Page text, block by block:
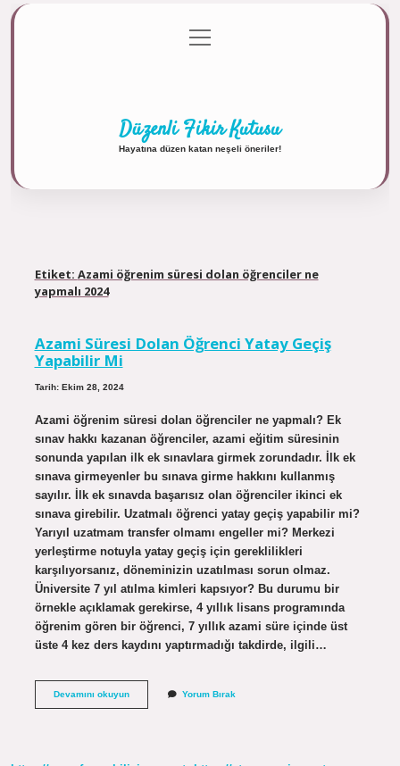
Gizlilik Politikası
menüyü
aç
Düzenli Fikir Kutusu
Hayatına düzen katan neşeli öneriler!
Etiket: Azami öğrenim süresi dolan öğrenciler ne
yapmalı 2024
Azami Süresi Dolan Öğrenci Yatay Geçiş
Yapabilir Mi
Tarih: Ekim 28, 2024
Azami öğrenim süresi dolan öğrenciler ne yapmalı? Ek
sınav hakkı kazanan öğrenciler, azami eğitim süresinin
sonunda yapılan ilk ek sınavlara girmek zorundadır. İlk ek
sınava girmeyenler bu sınava girme hakkını kullanmış
sayılır. İlk ek sınavda başarısız olan öğrenciler ikinci ek
sınava girebilir. Uzatmalı öğrenci yatay geçiş yapabilir mi?
Yarıyıl uzatmam transfer olmamı engeller mi? Merkezi
yerleştirme notuyla yatay geçiş için gereklilikleri
karşılıyorsanız, döneminizin uzatılması sorun olmaz.
Üniversite 7 yıl atılma kimleri kapsıyor? Bu durumu bir
örnekle açıklamak gerekirse, 4 yıllık lisans programında
öğrenim gören bir öğrenci, 7 yıllık azami süre içinde üst
üste 4 kez ders kaydını yaptırmadığı takdirde, ilgili…
Devamını okuyunAzami
Yorum Bırak